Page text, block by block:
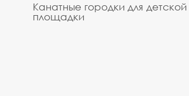
Канатные городки для детской
площадки